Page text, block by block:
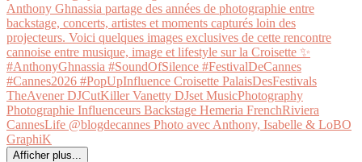
Afficher plus...